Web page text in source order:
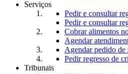
Serviços
Pedir e consultar
Pedir e consultar
Cobrar alimentos
Agendar
Agendar pedido
Pedir regresso de
Tribunais